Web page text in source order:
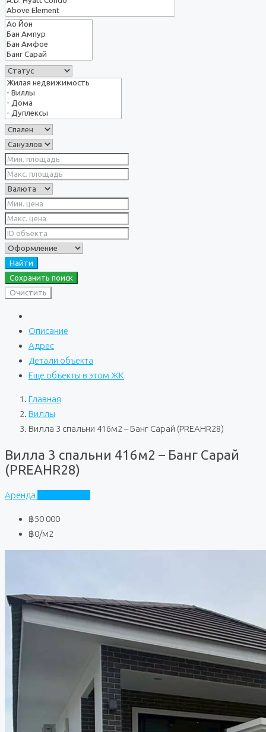
Найти
Сохранить поиск
Очистить
Описание
Адрес
Детали объекта
Еще объекты в этом ЖК
Главная
Виллы
Вилла 3 спальни 416м2 – Банг Сарай (PREAHR28)
Вилла 3 спальни 416м2 – Банг Сарай
(PREAHR28)
Аренда
฿50 000
฿0/м2